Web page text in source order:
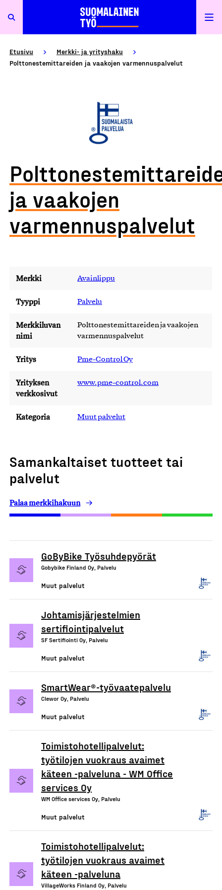
Etusivu
Merkki- ja yrityshaku
Polttonestemittareiden ja vaakojen varmennuspalvelut
ja vaakojen
varmennuspalvelut
Merkki Avainlippu
Tyyppi Palvelu
Merkkiluvan
nimi
Polttonestemittareiden ja vaakojen
varmennuspalvelut
Yritys Pme-Control Oy
Yrityksen
verkkosivut
www.pme-control.com
Kategoria Muut palvelut
Samankaltaiset tuotteet tai
palvelut
Palaa merkkihakuun
GoByBike Työsuhdepyörät
Gobybike Finland Oy, Palvelu
Muut palvelut
Johtamisjärjestelmien
sertifiointipalvelut
SF Sertifiointi Oy, Palvelu
Muut palvelut
SmartWear®-työvaatepalvelu
Clewor Oy, Palvelu
Muut palvelut
Toimistohotellipalvelut:
työtilojen vuokraus avaimet
käteen -palveluna - WM Office
services Oy
WM Office services Oy, Palvelu
Muut palvelut
Toimistohotellipalvelut:
työtilojen vuokraus avaimet
käteen -palveluna
VillageWorks Finland Oy, Palvelu